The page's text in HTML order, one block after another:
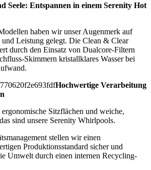
Seele: Entspannen in einem Serenity Hot
haben wir unser Augenmerk auf
Leistung gelegt. Die Clean & Clear
durch den Einsatz von Dualcore-Filtern
Skimmern kristallklares Wasser bei
Hochwertige Verarbeitung
Sitzflächen und weiche,
sind unsere Serenity Whirlpools.
stellen wir einen
Produktionsstandard sicher und
Umwelt durch einen internen Recycling-